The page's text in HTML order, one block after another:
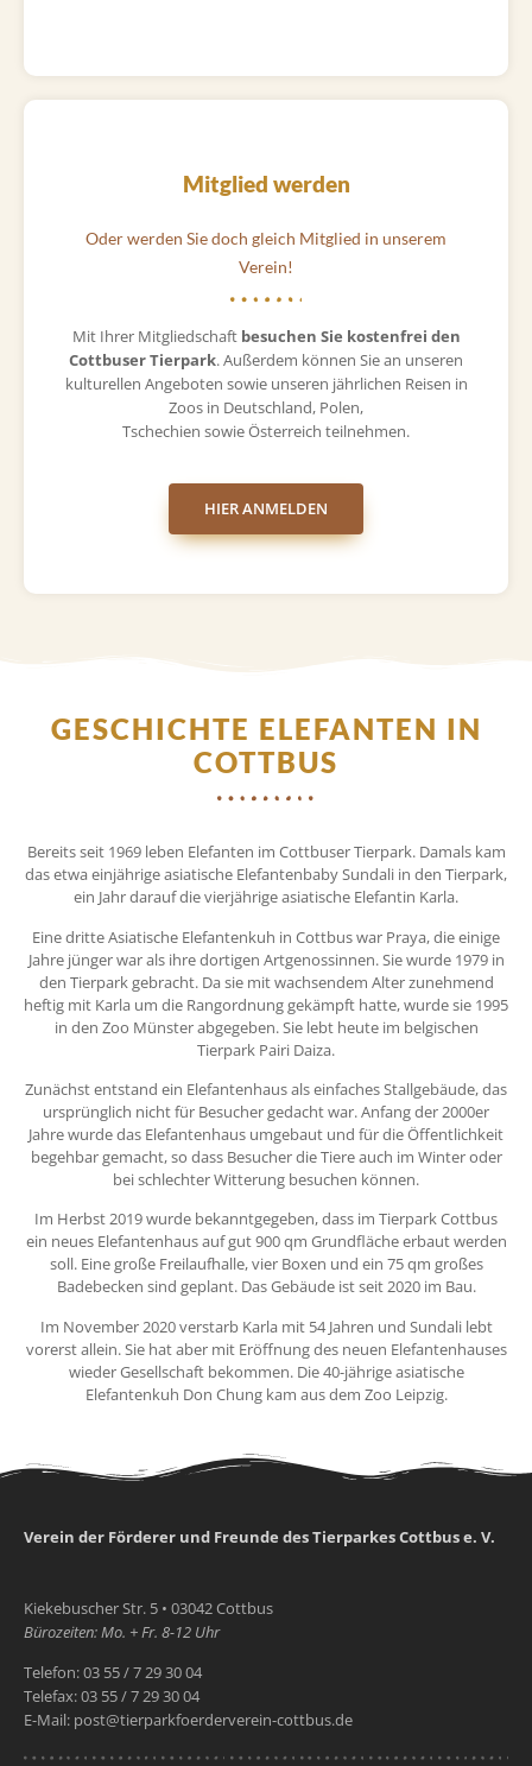
Mitglied werden
Oder werden Sie doch gleich Mitglied in unserem
Verein!
Mit Ihrer Mitgliedschaft besuchen Sie kostenfrei den
Cottbuser Tierpark. Außerdem können Sie an unseren
kulturellen Angeboten sowie unseren jährlichen Reisen in
Zoos in Deutschland, Polen,
Tschechien sowie Österreich teilnehmen.
HIER ANMELDEN
GESCHICHTE ELEFANTEN IN
COTTBUS
Bereits seit 1969 leben Elefanten im Cottbuser Tierpark. Damals kam
das etwa einjährige asiatische Elefantenbaby Sundali in den Tierpark,
ein Jahr darauf die vierjährige asiatische Elefantin Karla.
Eine dritte Asiatische Elefantenkuh in Cottbus war Praya, die einige
Jahre jünger war als ihre dortigen Artgenossinnen. Sie wurde 1979 in
den Tierpark gebracht. Da sie mit wachsendem Alter zunehmend
heftig mit Karla um die Rangordnung gekämpft hatte, wurde sie 1995
in den Zoo Münster abgegeben. Sie lebt heute im belgischen
Tierpark Pairi Daiza.
Zunächst entstand ein Elefantenhaus als einfaches Stallgebäude, das
ursprünglich nicht für Besucher gedacht war. Anfang der 2000er
Jahre wurde das Elefantenhaus umgebaut und für die Öffentlichkeit
begehbar gemacht, so dass Besucher die Tiere auch im Winter oder
bei schlechter Witterung besuchen können.
Im Herbst 2019 wurde bekanntgegeben, dass im Tierpark Cottbus
ein neues Elefantenhaus auf gut 900 qm Grundfläche erbaut werden
soll. Eine große Freilaufhalle, vier Boxen und ein 75 qm großes
Badebecken sind geplant. Das Gebäude ist seit 2020 im Bau.
Im November 2020 verstarb Karla mit 54 Jahren und Sundali lebt
vorerst allein. Sie hat aber mit Eröffnung des neuen Elefantenhauses
wieder Gesellschaft bekommen. Die 40-jährige asiatische
Elefantenkuh Don Chung kam aus dem Zoo Leipzig.
Verein der Förderer und Freunde des Tierparkes Cottbus e. V.
Kiekebuscher Str. 5 • 03042 Cottbus
Bürozeiten: Mo. + Fr. 8-12 Uhr
Telefon: 03 55 / 7 29 30 04
Telefax: 03 55 / 7 29 30 04
E-Mail: post@tierparkfoerderverein-cottbus.de